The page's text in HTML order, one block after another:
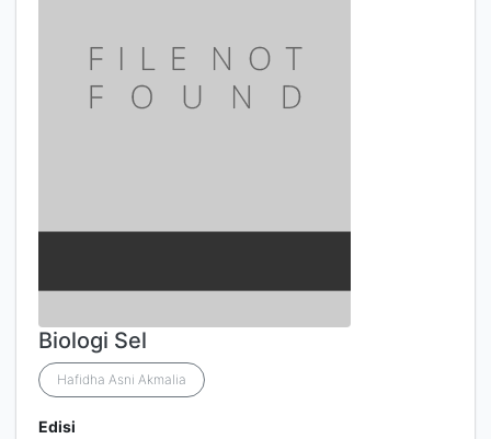
Biologi Sel
Hafidha Asni Akmalia
Edisi